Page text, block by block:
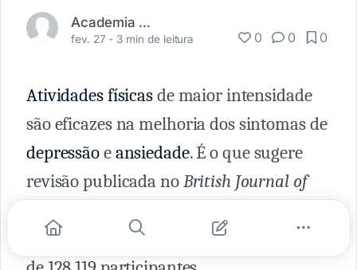
Academia Médica
fev. 27 - 3 min de leitura 0 0 0
Atividades físicasde maior intensidade
são eficazes na melhoria dos sintomas de
depressãoeansiedade. É o que sugere
revisão publicada noBritish Journal of
sobre o tema e 1.039 ensaios, com total